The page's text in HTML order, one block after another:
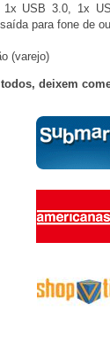
1x USB 3.0, 1x
para fone de
(varejo)
deixem